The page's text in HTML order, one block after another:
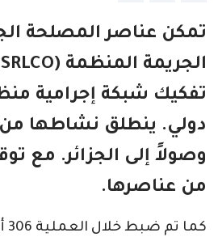
تمكن عناصر المصلحة
تفكيك شبكة إجرامية
دولي. ينطلق نشاطها من
من عناصرها.